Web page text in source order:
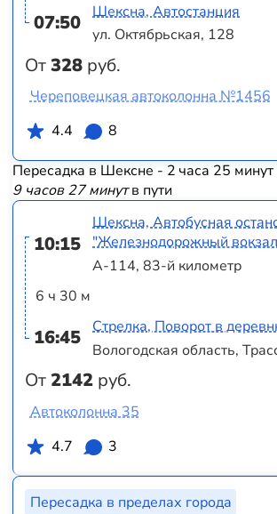
07:50
От328 руб.
Шексна, Автостанция
ул. Октябрьская, 128
Череповецкая автоколонна №1456
4.4
8
Пересадка в Шексне - 2 часа 25 минут
9 часов 27 минутв пути
10:15
6 ч 30 м
16:45
От2142 руб.
Шексна, Автобусная
"Железнодорожный
А-114, 83-й километр
Стрелка, Поворот в
Вологодская область,
Автоколонна 35
4.7
3
Пересадка в пределах города